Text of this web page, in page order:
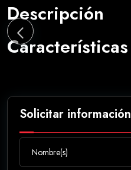
Descripción
Características
Solicitar información